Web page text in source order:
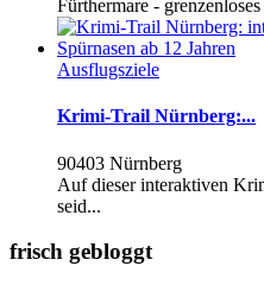
Fürthermare -
Ausflugsziele
Krimi-Trail Nürnberg:...
90403 Nürnberg
Auf dieser interaktiven
seid...
frisch gebloggt